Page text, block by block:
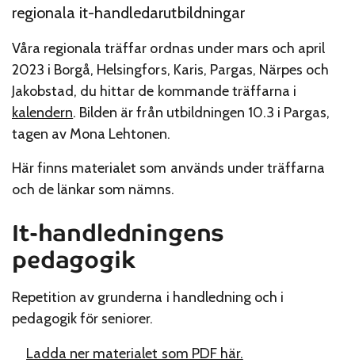
regionala it-handledarutbildningar
Våra regionala träffar ordnas under mars och april
2023 i Borgå, Helsingfors, Karis, Pargas, Närpes och
Jakobstad, du hittar de kommande träffarna i
kalendern. Bilden är från utbildningen 10.3 i Pargas,
tagen av Mona Lehtonen.
Här finns materialet som används under träffarna
och de länkar som nämns.
It-handledningens
pedagogik
Repetition av grunderna i handledning och i
pedagogik för seniorer.
Ladda ner materialet som PDF här.